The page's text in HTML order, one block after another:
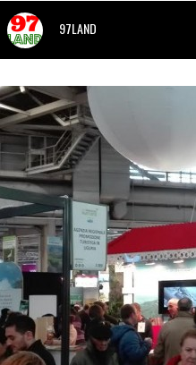
97LAND